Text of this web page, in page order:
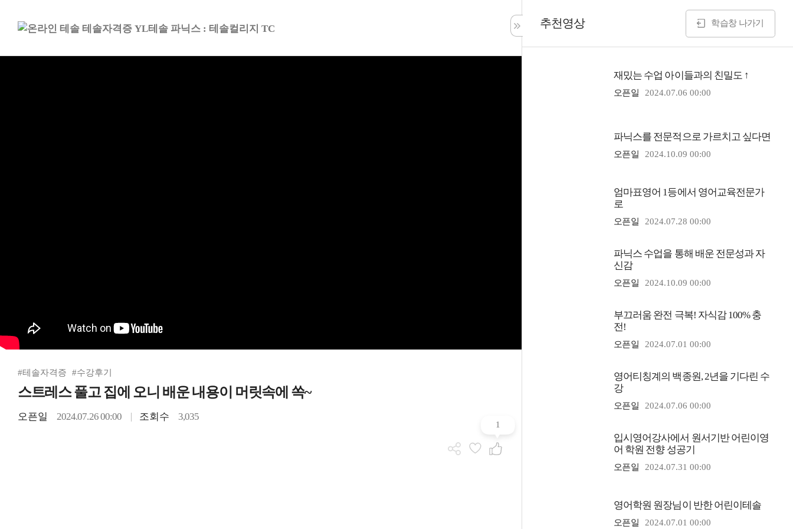
#테솔자격증 #수강후기
스트레스 풀고 집에 오니 배운 내용이 머릿속에 쏙~
오픈일 2024.07.26 00:00 조회수 3,035
1
추천영상 학습창 나가기
재밌는 수업 아이들과의 친밀도 ↑
오픈일 2024.07.06 00:00
파닉스를 전문적으로 가르치고 싶다면
오픈일 2024.10.09 00:00
엄마표영어 1등에서 영어교육전문가
로
오픈일 2024.07.28 00:00
파닉스 수업을 통해 배운 전문성과 자
신감
오픈일 2024.10.09 00:00
부끄러움 완전 극복! 자식감 100% 충
전!
오픈일 2024.07.01 00:00
영어티칭계의 백종원, 2년을 기다린 수
강
오픈일 2024.07.06 00:00
입시영어강사에서 원서기반 어린이영
어 학원 전향 성공기
오픈일 2024.07.31 00:00
영어학원 원장님이 반한 어린이테솔
오픈일 2024.07.01 00:00